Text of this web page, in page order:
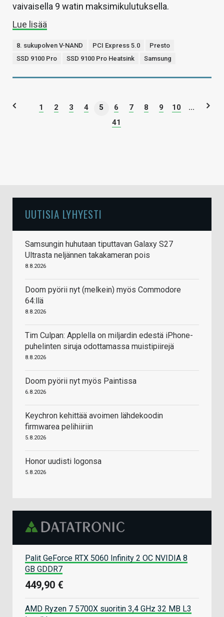
vaivaisella 9 watin maksimikulutuksella.
Lue lisää
8. sukupolven V-NAND PCI Express 5.0
Presto
SSD 9100 Pro
SSD 9100 Pro Heatsink Samsung
1 2 3 4 5 6 7 8 9 10
...
41
UUTISIA LYHYESTI
Samsungin huhutaan tiputtavan Galaxy S27
Ultrasta neljännen takakameran pois
8.8.2026
Doom pyörii nyt (melkein) myös Commodore
64:llä
8.8.2026
Tim Culpan: Applella on miljardin edestä iPhone-
puhelinten siruja odottamassa muistipiirejä
8.8.2026
Doom pyörii nyt myös Paintissa
6.8.2026
Keychron kehittää avoimen lähdekoodin
firmwarea pelihiiriin
5.8.2026
Honor uudisti logonsa
5.8.2026
Palit GeForce RTX 5060 Infinity 2 OC NVIDIA 8
GB GDDR7
449,90 €
AMD Ryzen 7 5700X suoritin 3,4 GHz 32 MB L3